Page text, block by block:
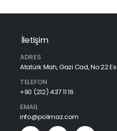
İletişim
ADRES
Atatürk Mah, Gazi Cad, No:22
TELEFON
+90 (212) 437 11 16
EMAIL
info@polimaz.com